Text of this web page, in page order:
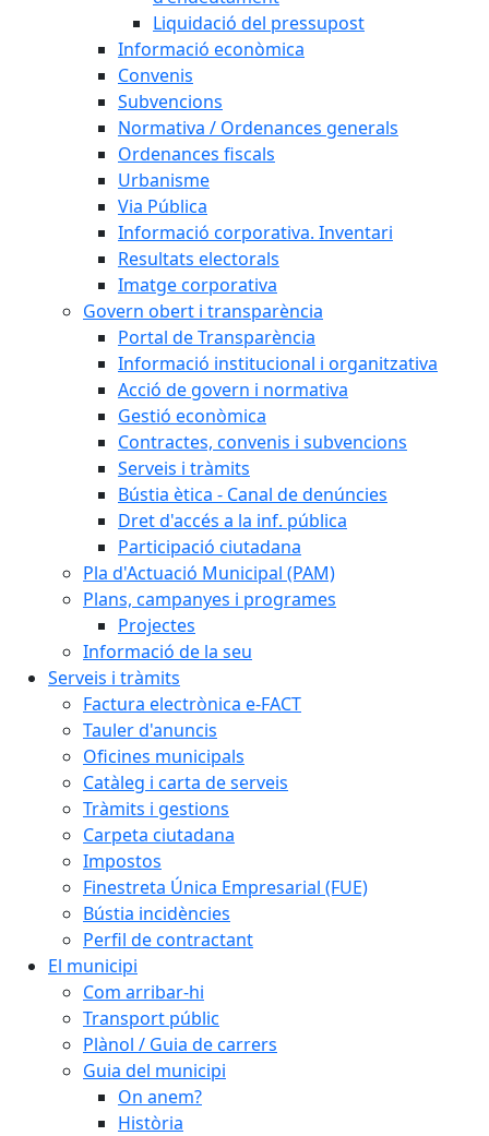
Liquidació del pressupost
Informació econòmica
Convenis
Subvencions
Normativa / Ordenances generals
Ordenances fiscals
Urbanisme
Via Pública
Informació corporativa. Inventari
Resultats electorals
Imatge corporativa
Govern obert i transparència
Portal de Transparència
Informació institucional i organitzativa
Acció de govern i normativa
Gestió econòmica
Contractes, convenis i subvencions
Serveis i tràmits
Bústia ètica - Canal de denúncies
Dret d'accés a la inf. pública
Participació ciutadana
Pla d'Actuació Municipal (PAM)
Plans, campanyes i programes
Projectes
Informació de la seu
Serveis i tràmits
Factura electrònica e-FACT
Tauler d'anuncis
Oficines municipals
Catàleg i carta de serveis
Tràmits i gestions
Carpeta ciutadana
Impostos
Finestreta Única Empresarial (FUE)
Bústia incidències
Perfil de contractant
El municipi
Com arribar-hi
Transport públic
Plànol / Guia de carrers
Guia del municipi
On anem?
Història